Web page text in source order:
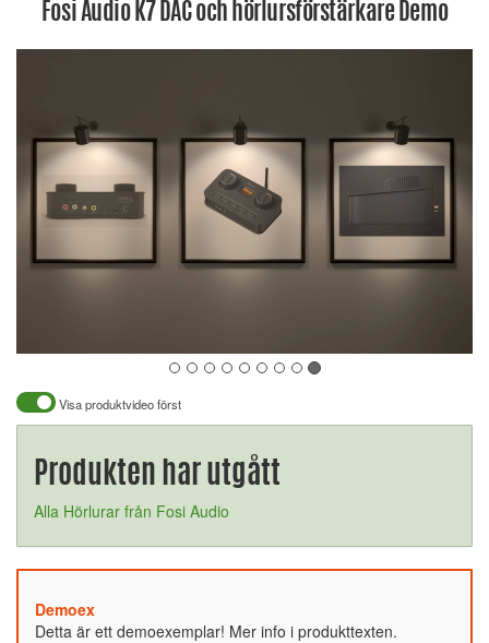
Fosi Audio K7 DAC och hörlursförstärkare Demo
Visa produktvideo först
Produkten har utgått
Alla Hörlurar från Fosi Audio
Demoex
Detta är ett demoexemplar! Mer info i produkttexten.